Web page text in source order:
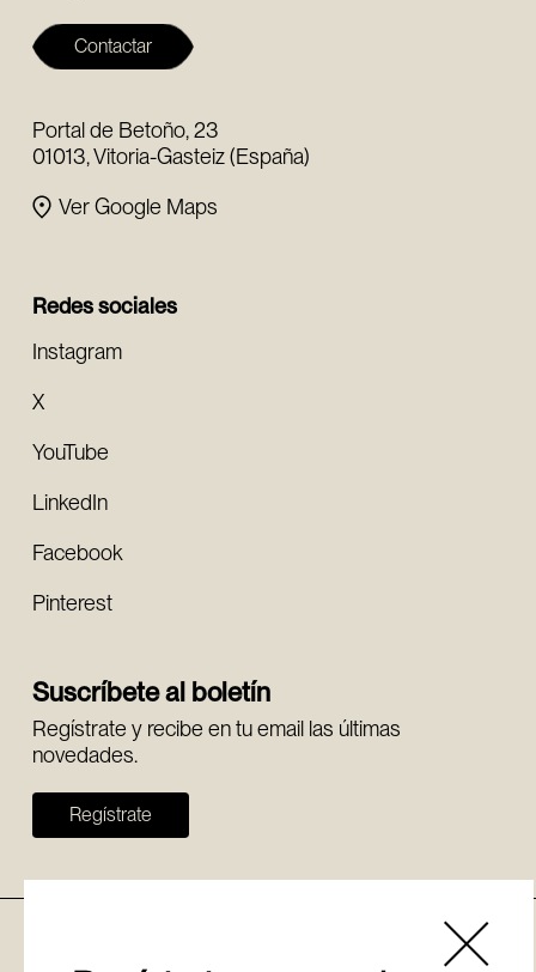
Contactar
Portal de Betoño, 23
01013, Vitoria-Gasteiz (España)
Ver Google Maps
Redes sociales
Instagram
X
YouTube
LinkedIn
Facebook
Pinterest
Suscríbete al boletín
Regístrate y recibe en tu email las últimas
novedades.
Regístrate
Aviso legal